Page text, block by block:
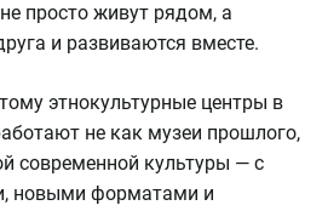
просто живут рядом, а
и развиваются вместе.
этнокультурные центры в
не как музеи прошлого,
современной культуры — с
новыми форматами и